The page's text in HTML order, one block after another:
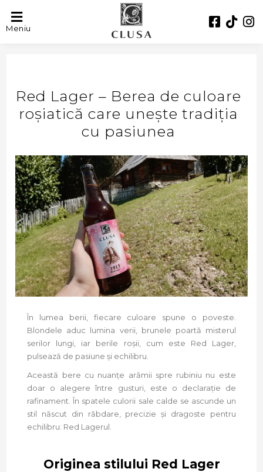
Meniu
Red Lager – Berea de culoare
roșiatică care unește tradiția
cu pasiunea
În lumea berii, fiecare culoare spune o poveste.
Blondele aduc lumina verii, brunele poartă misterul
serilor lungi, iar berile roșii, cum este Red Lager,
pulsează de pasiune și echilibru.
Această bere cu nuanțe arămii spre rubiniu nu este
doar o alegere între gusturi, este o declarație de
rafinament. În spatele culorii sale calde se ascunde un
stil născut din răbdare, precizie și dragoste pentru
echilibru: Red Lagerul.
Originea stilului Red Lager